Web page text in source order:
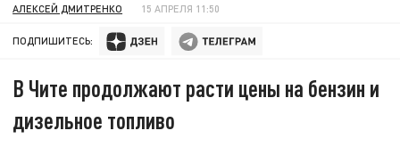
АЛЕКСЕЙ ДМИТРЕНКО 15 АПРЕЛЯ 11:50
ПОДПИШИТЕСЬ:
В Чите продолжают расти цены на бензин и
дизельное топливо